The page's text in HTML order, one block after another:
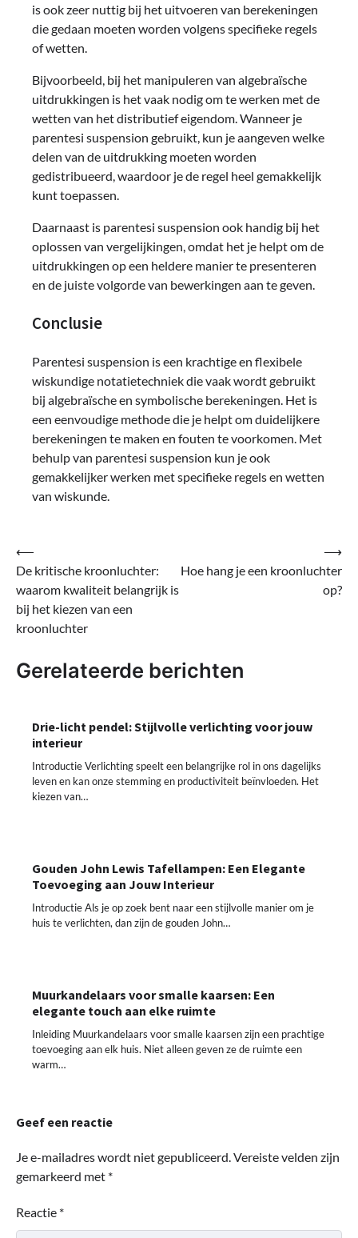
is ook zeer nuttig bij het uitvoeren van berekeningen
die gedaan moeten worden volgens specifieke regels
of wetten.
Bijvoorbeeld, bij het manipuleren van algebraïsche
uitdrukkingen is het vaak nodig om te werken met de
wetten van het distributief eigendom. Wanneer je
parentesi suspension gebruikt, kun je aangeven welke
delen van de uitdrukking moeten worden
gedistribueerd, waardoor je de regel heel gemakkelijk
kunt toepassen.
Daarnaast is parentesi suspension ook handig bij het
oplossen van vergelijkingen, omdat het je helpt om de
uitdrukkingen op een heldere manier te presenteren
en de juiste volgorde van bewerkingen aan te geven.
Conclusie
Parentesi suspension is een krachtige en flexibele
wiskundige notatietechniek die vaak wordt gebruikt
bij algebraïsche en symbolische berekeningen. Het is
een eenvoudige methode die je helpt om duidelijkere
berekeningen te maken en fouten te voorkomen. Met
behulp van parentesi suspension kun je ook
gemakkelijker werken met specifieke regels en wetten
van wiskunde.
Bericht
navigatie
⟵
De kritische kroonluchter:
waarom kwaliteit belangrijk is
bij het kiezen van een
kroonluchter
Hoe hang je een kroonluchter
op?
⟶
Gerelateerde berichten
Drie-licht pendel: Stijlvolle verlichting voor jouw
interieur
Introductie Verlichting speelt een belangrijke rol in ons dagelijks
leven en kan onze stemming en productiviteit beïnvloeden. Het
kiezen van…
Gouden John Lewis Tafellampen: Een Elegante
Toevoeging aan Jouw Interieur
Introductie Als je op zoek bent naar een stijlvolle manier om je
huis te verlichten, dan zijn de gouden John…
Muurkandelaars voor smalle kaarsen: Een
elegante touch aan elke ruimte
Inleiding Muurkandelaars voor smalle kaarsen zijn een prachtige
toevoeging aan elk huis. Niet alleen geven ze de ruimte een
warm…
Geef een reactie
Je e-mailadres wordt niet gepubliceerd.Vereiste velden zijn
gemarkeerd met *
Reactie *